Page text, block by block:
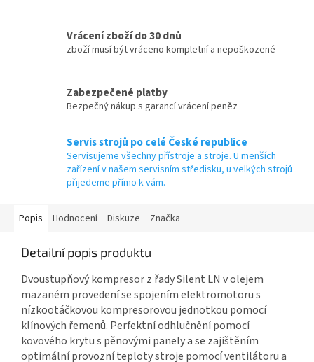
Vrácení zboží do 30 dnů
zboží musí být vráceno kompletní a nepoškozené
Zabezpečené platby
Bezpečný nákup s garancí vrácení peněz
Servis strojů po celé České republice
Servisujeme všechny přístroje a stroje. U menších
zařízení v našem servisním středisku, u velkých strojů
přijedeme přímo k vám.
Popis Hodnocení Diskuze Značka
Detailní popis produktu
Dvoustupňový kompresor z řady Silent LN v olejem
mazaném provedení se spojením elektromotoru s
nízkootáčkovou kompresorovou jednotkou pomocí
klínových řemenů. Perfektní odhlučnění pomocí
kovového krytu s pěnovými panely a se zajištěním
optimální provozní teploty stroje pomocí ventilátoru a